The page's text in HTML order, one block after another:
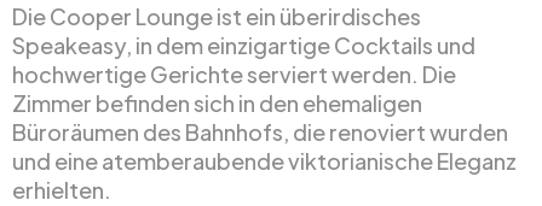
Die Cooper Lounge ist ein überirdisches
Speakeasy, in dem einzigartige Cocktails und
hochwertige Gerichte serviert werden. Die
Zimmer befinden sich in den ehemaligen
Büroräumen des Bahnhofs, die renoviert wurden
und eine atemberaubende viktorianische Eleganz
erhielten.